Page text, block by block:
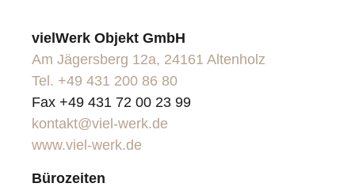
vielWerk Objekt GmbH
Am Jägersberg 12a, 24161 Altenholz
Tel. +49 431 200 86 80
Fax +49 431 72 00 23 99
kontakt@viel-werk.de
www.viel-werk.de
Bürozeiten